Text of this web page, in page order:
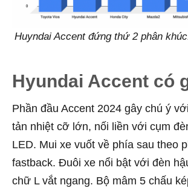
Huyndai Accent đứng thứ 2 phân
Hyundai Accent có
Phần đầu Accent 2024 gây chú ý
tản nhiệt cỡ lớn, nối liền với cụm
LED. Mui xe vuốt về phía sau theo
fastback. Đuôi xe nổi bật với đèn
chữ L vắt ngang. Bộ mâm 5 chấu